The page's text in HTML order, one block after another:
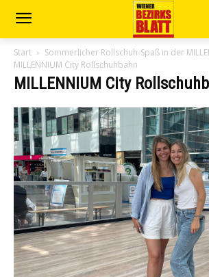
Start
Sommerlicher Rollschuh-Spaß in der
MILLENNIUM City Rollschuhbahn
MILLENNIUM City